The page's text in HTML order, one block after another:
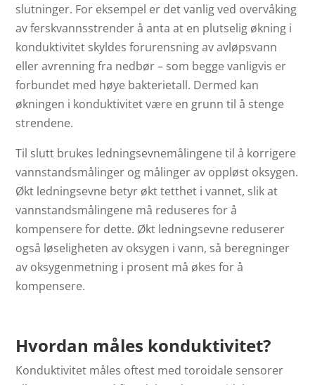
slutninger. For eksempel er det vanlig ved overvåking
av ferskvannsstrender å anta at en plutselig økning i
konduktivitet skyldes forurensning av avløpsvann
eller avrenning fra nedbør – som begge vanligvis er
forbundet med høye bakterietall. Dermed kan
økningen i konduktivitet være en grunn til å stenge
strendene.
Til slutt brukes ledningsevnemålingene til å korrigere
vannstandsmålinger og målinger av oppløst oksygen.
Økt ledningsevne betyr økt tetthet i vannet, slik at
vannstandsmålingene må reduseres for å
kompensere for dette. Økt ledningsevne reduserer
også løseligheten av oksygen i vann, så beregninger
av oksygenmetning i prosent må økes for å
kompensere.
Hvordan måles konduktivitet?
Konduktivitet måles oftest med toroidale sensorer